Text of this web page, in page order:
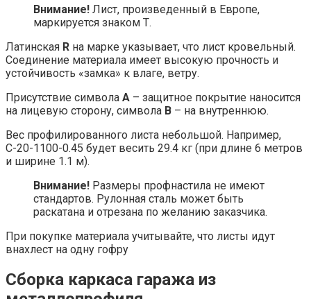
Внимание! Лист, произведенный в Европе,
маркируется знаком Т.
Латинская R на марке указывает, что лист кровельный.
Соединение материала имеет высокую прочность и
устойчивость «замка» к влаге, ветру.
Присутствие символа А – защитное покрытие наносится
на лицевую сторону, символа В – на внутреннюю.
Вес профилированного листа небольшой. Например,
С-20-1100-0.45 будет весить 29.4 кг (при длине 6 метров
и ширине 1.1 м).
Внимание! Размеры профнастила не имеют
стандартов. Рулонная сталь может быть
раскатана и отрезана по желанию заказчика.
При покупке материала учитывайте, что листы идут
внахлест на одну гофру
Сборка каркаса гаража из